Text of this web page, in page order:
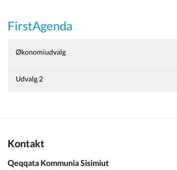
Om Kommunen
FirstAgenda
Økonomiudvalg
Udvalg 2
Kontakt
Qeqqata Kommunia Sisimiut